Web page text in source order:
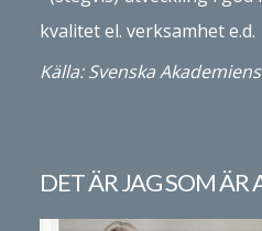
kvalitet el. verksamhet e.d.
Källa: Svenska
DET ÄR JAG SOM ÄR